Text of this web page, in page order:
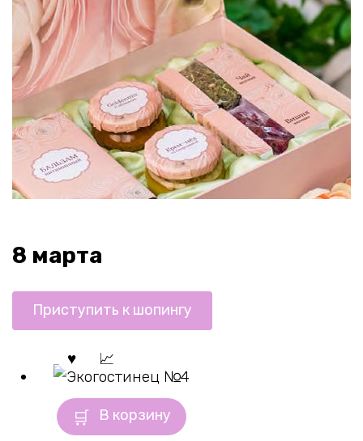
8 марта
Приступить к шопингу
В корзину